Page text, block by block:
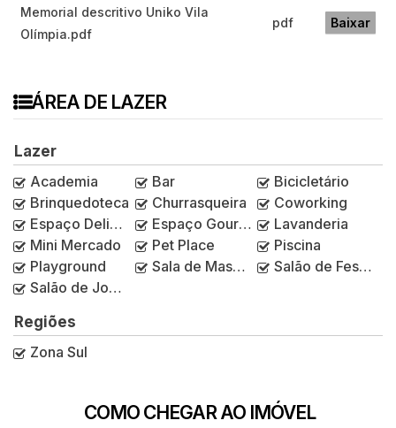
Memorial descritivo Uniko Vila
Olímpia.pdf
pdf Baixar
ÁREA DE LAZER
Lazer
Academia
Bar
Bicicletário
Brinquedoteca
Churrasqueira
Coworking
Espaço Delivery
Espaço Gourmet
Lavanderia
Mini Mercado
Pet Place
Piscina
Playground
Sala de Massagem
Salão de Festas
Salão de Jogos
Regiões
Zona Sul
COMO CHEGAR AO IMÓVEL